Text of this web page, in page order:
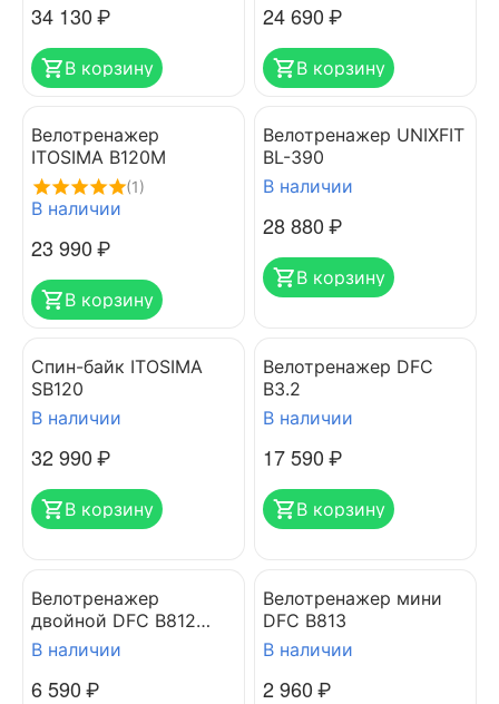
34 130₽
В корзину
24 690₽
В корзину
Велотренажер
ITOSIMA B120M
(1)
В наличии
23 990₽
В корзину
Велотренажер UNIXFIT
BL-390
В наличии
28 880₽
В корзину
Спин-байк ITOSIMA
SB120
В наличии
32 990₽
В корзину
Велотренажер DFC
B3.2
В наличии
17 590₽
В корзину
Велотренажер
двойной DFC B812
Dual Bike
В наличии
6 590₽
Велотренажер мини
DFC B813
В наличии
2 960₽